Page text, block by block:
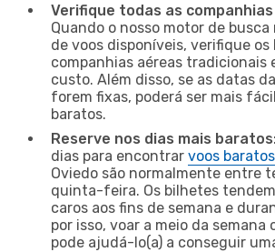
Verifique todas as
Quando o nosso motor de
de voos disponíveis, verifique
companhias aéreas tradicionais
custo. Além disso, se as datas
forem fixas, poderá ser mais
baratos.
Reserve nos dias mais baratos
dias para encontrar voos baratos
Oviedo são normalmente entre
quinta-feira. Os bilhetes
caros aos fins de semana e
por isso, voar a meio da semana
pode ajudá-lo(a) a conseguir